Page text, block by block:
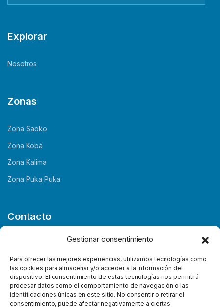
Gestionar consentimiento
Para ofrecer las mejores experiencias, utilizamos tecnologías como
las cookies para almacenar y/o acceder a la información del
dispositivo. El consentimiento de estas tecnologías nos permitirá
procesar datos como el comportamiento de navegación o las
identificaciones únicas en este sitio. No consentir o retirar el
consentimiento, puede afectar negativamente a ciertas
Explorar
Nosotros
Zonas
Zona Saoko
Zona Kobá
Zona Kalima
Zona Puka Puka
Contacto
Saoko, Koba, Kalima Beach y PukaPuka
info@calimalevante.com
675 751 922